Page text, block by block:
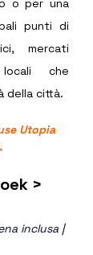
o per una
punti di
mercati
che
della città.
Utopia
>
inclusa |